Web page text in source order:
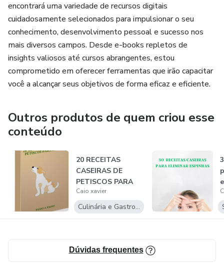
encontrará uma variedade de recursos digitais
cuidadosamente selecionados para impulsionar o seu
conhecimento, desenvolvimento pessoal e sucesso nos
mais diversos campos. Desde e-books repletos de
insights valiosos até cursos abrangentes, estou
comprometido em oferecer ferramentas que irão capacitar
você a alcançar seus objetivos de forma eficaz e eficiente.
Outros produtos de quem criou esse
conteúdo
20 RECEITAS
CASEIRAS DE
PETISCOS PARA
SEU PET
Caio xavier
Culinária e Gastronomia
Dúvidas frequentes